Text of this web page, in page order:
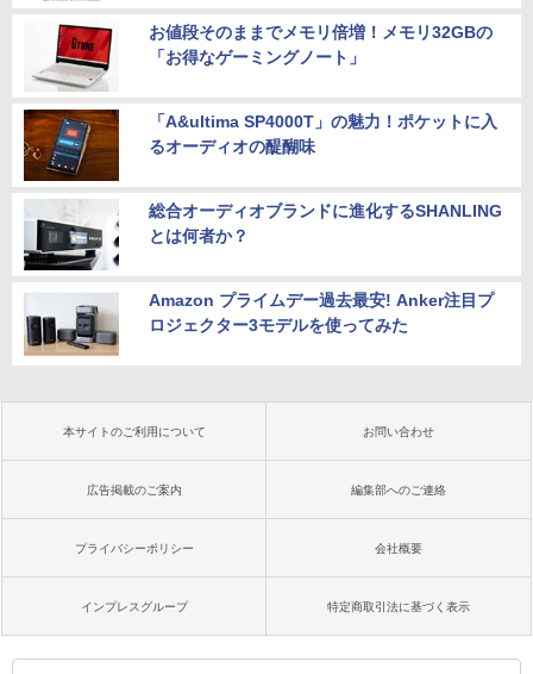
お値段そのままでメモリ倍増！メモリ32GBの
「お得なゲーミングノート」
「A&ultima SP4000T」の魅力！ポケットに入
るオーディオの醍醐味
総合オーディオブランドに進化するSHANLING
とは何者か？
Amazon プライムデー過去最安! Anker注目プ
ロジェクター3モデルを使ってみた
本サイトのご利用について お問い合わせ
広告掲載のご案内 編集部へのご連絡
プライバシーポリシー 会社概要
インプレスグループ 特定商取引法に基づく表示